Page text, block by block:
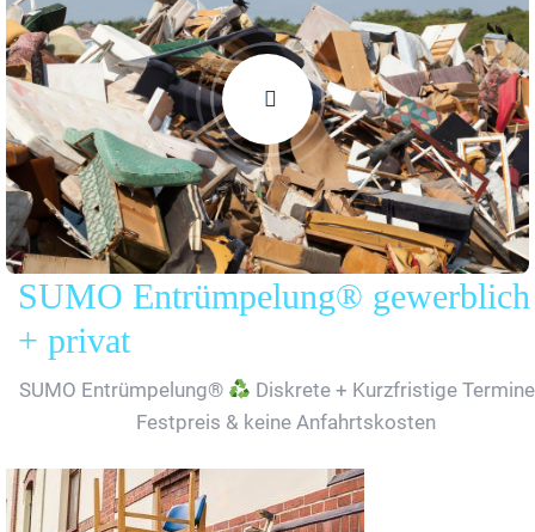
SUMO Entrümpelung® gewerblich
+ privat
SUMO Entrümpelung®
Diskrete + Kurzfristige
Festpreis & keine Anfahrtskosten